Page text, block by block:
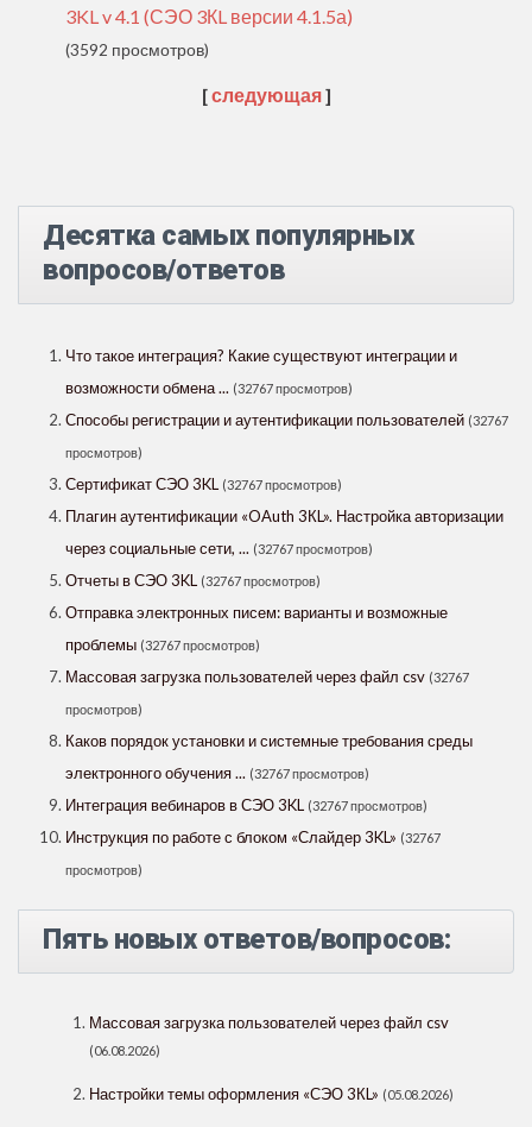
3KL v 4.1 (СЭО 3КL версии 4.1.5а)
(3592 просмотров)
[следующая]
Десятка самых популярных
вопросов/ответов
Что такое интеграция? Какие существуют интеграции и
возможности обмена ... (32767 просмотров)
Способы регистрации и аутентификации пользователей (32767
просмотров)
Сертификат СЭО 3KL (32767 просмотров)
Плагин аутентификации «OAuth 3КL». Настройка авторизации
через социальные сети, ... (32767 просмотров)
Отчеты в СЭО 3KL (32767 просмотров)
Отправка электронных писем: варианты и возможные
проблемы (32767 просмотров)
Массовая загрузка пользователей через файл csv (32767
просмотров)
Каков порядок установки и системные требования среды
электронного обучения ... (32767 просмотров)
Интеграция вебинаров в СЭО 3KL (32767 просмотров)
Инструкция по работе с блоком «Слайдер 3KL» (32767
просмотров)
Пять новых ответов/вопросов:
Массовая загрузка пользователей через файл csv
(06.08.2026)
Настройки темы оформления «СЭО 3КL» (05.08.2026)